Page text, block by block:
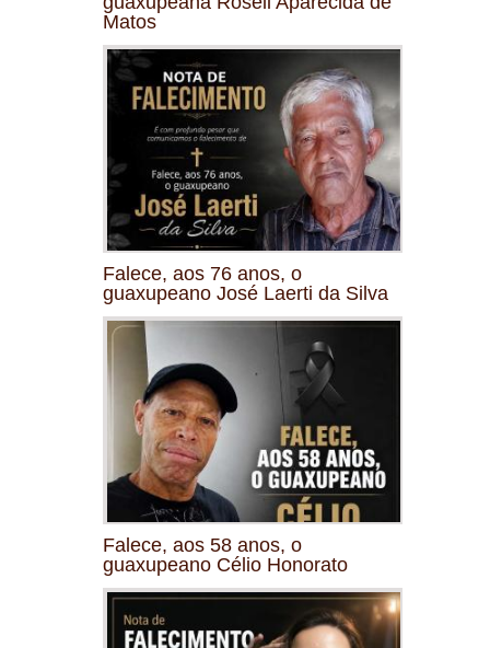
Matos
Falece, aos 76 anos, o
guaxupeano José Laerti da Silva
Falece, aos 58 anos, o
guaxupeano Célio Honorato